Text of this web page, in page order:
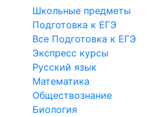
Школьные предметы
Подготовка к ЕГЭ
Все Подготовка к ЕГЭ
Экспресс курсы
Русский язык
Математика
Обществознание
Биология